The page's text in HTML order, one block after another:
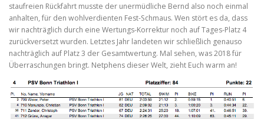
staufreien Rückfahrt musste der unermüdliche Bernd also noch einmal
anhalten, für den wohlverdienten Fest-Schmaus. Wen stört es da, dass
wir nachträglich durch eine Wertungs-Korrektur noch auf Tages-Platz 4
zurückversetzt wurden. Letztes Jahr landeten wir schließlich genauso
nachträglich auf Platz 3 der Gesamtwertung. Mal sehen, was 2018 für
Überraschungen bringt. Netphens dieser Welt, zieht Euch warm an!